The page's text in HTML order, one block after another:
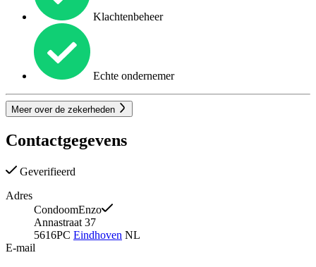
Klachtenbeheer
Echte ondernemer
Meer over de zekerheden
Contactgegevens
Geverifieerd
Adres
CondoomEnzo
Annastraat 37
5616PC Eindhoven NL
E-mail